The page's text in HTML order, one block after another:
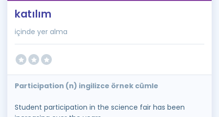
katılım
içinde yer alma
Participation (n) ingilizce örnek cümle
Student participation in the science fair has been